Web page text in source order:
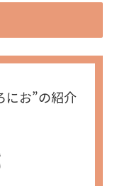
にお”の紹介